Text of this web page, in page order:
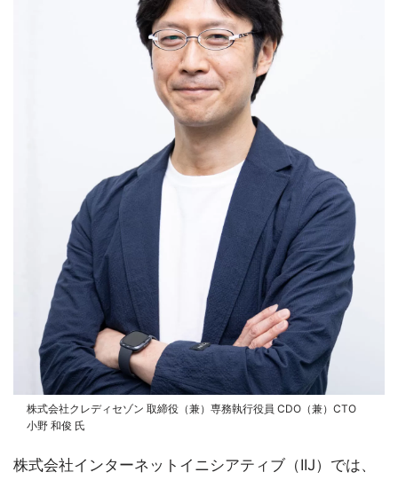
株式会社クレディセゾン 取締役（兼）専務執行役員 CDO（兼）CTO
小野 和俊 氏
株式会社インターネットイニシアティブ（IIJ）では、